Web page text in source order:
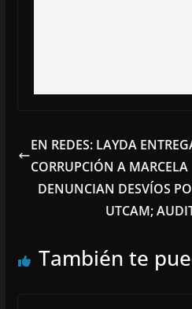
EN REDES: LAYDA
CORRUPCIÓN A MARCELA
DENUNCIAN DESVÍOS
UTCAM;
También te